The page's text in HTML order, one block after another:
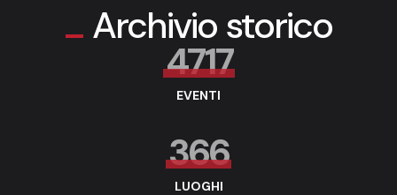
Archivio storico
4717
EVENTI
366
LUOGHI